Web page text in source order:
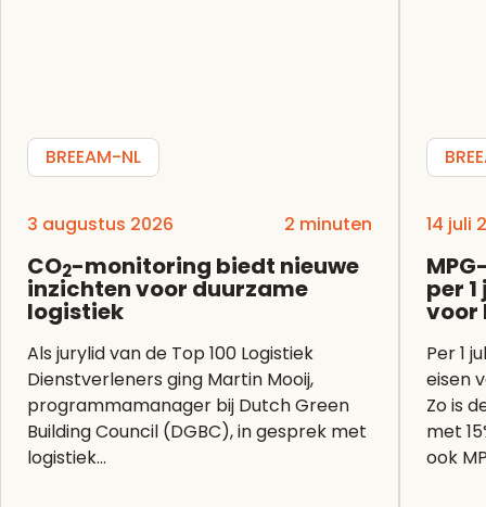
BREEAM-NL
3 augustus 2026 2 minuten
CO2-monitoring biedt nieuwe
inzichten voor duurzame
logistiek
Als jurylid van de Top 100 Logistiek
Dienstverleners ging Martin Mooij,
programmamanager bij Dutch Green
Building Council (DGBC), in gesprek met
logistiek...
14 juli
per
voor
Per 1
eisen
Zo is
met
ook